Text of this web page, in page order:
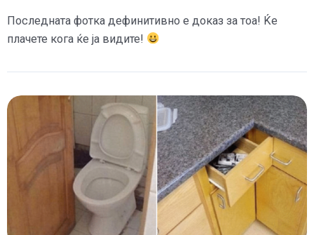
Последната фотка дефинитивно е доказ за тоа! Ќе
плачете кога ќе ја видите!